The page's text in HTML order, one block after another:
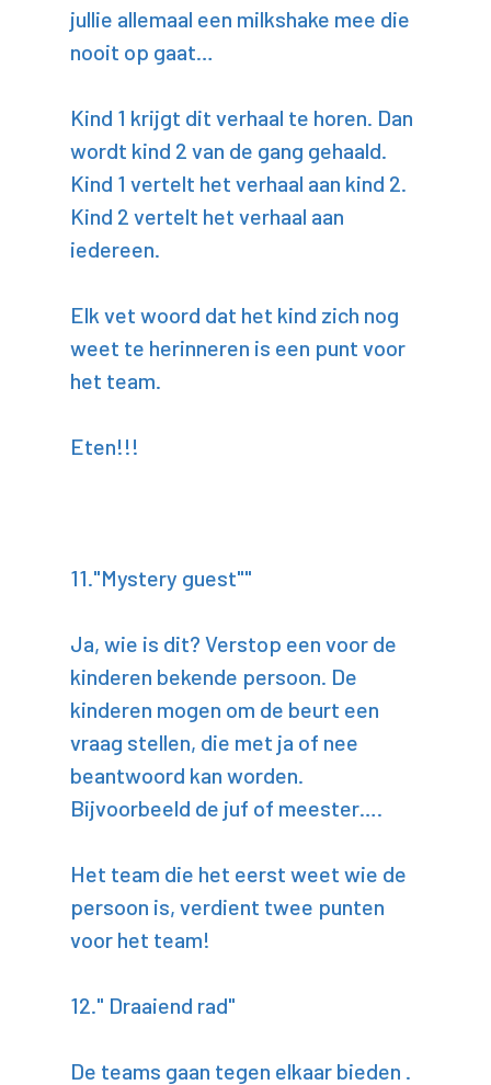
jullie allemaal een milkshake mee die
nooit op gaat…
Kind 1 krijgt dit verhaal te horen. Dan
wordt kind 2 van de gang gehaald.
Kind 1 vertelt het verhaal aan kind 2.
Kind 2 vertelt het verhaal aan
iedereen.
Elk vet woord dat het kind zich nog
weet te herinneren is een punt voor
het team.
Eten!!!
11."Mystery guest""
Ja, wie is dit? Verstop een voor de
kinderen bekende persoon. De
kinderen mogen om de beurt een
vraag stellen, die met ja of nee
beantwoord kan worden.
Bijvoorbeeld de juf of meester….
Het team die het eerst weet wie de
persoon is, verdient twee punten
voor het team!
12." Draaiend rad"
De teams gaan tegen elkaar bieden .